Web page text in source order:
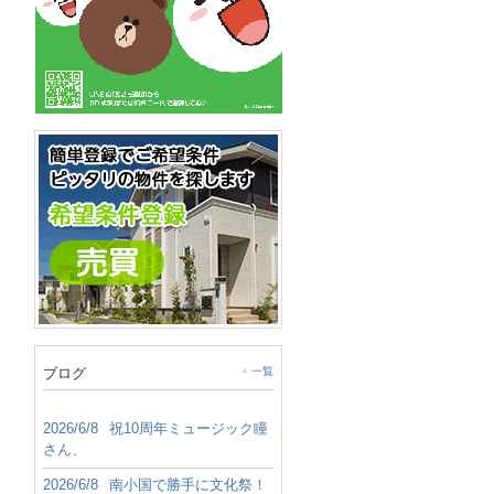
ブログ 一覧
2026/6/8
祝10周年ミュージック瞳
さん、
2026/6/8 南小国で勝手に文化祭！